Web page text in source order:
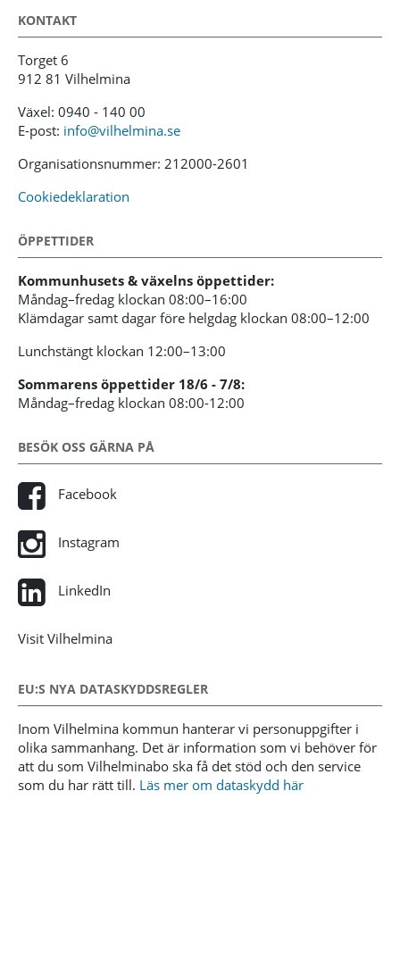
KONTAKT
Torget 6
912 81 Vilhelmina
Växel: 0940 - 140 00
E-post: info@vilhelmina.se
Organisationsnummer: 212000-2601
Cookiedeklaration
ÖPPETTIDER
Kommunhusets & växelns öppettider:
Måndag–fredag klockan 08:00–16:00
Klämdagar samt dagar före helgdag klockan 08:00–12:00
Lunchstängt klockan 12:00–13:00
Sommarens öppettider 18/6 - 7/8:
Måndag–fredag klockan 08:00-12:00
BESÖK OSS GÄRNA PÅ
Facebook
Instagram
LinkedIn
Visit Vilhelmina
EU:S NYA DATASKYDDSREGLER
Inom Vilhelmina kommun hanterar vi personuppgifter i
olika sammanhang. Det är information som vi behöver för
att du som Vilhelminabo ska få det stöd och den service
som du har rätt till. Läs mer om dataskydd här